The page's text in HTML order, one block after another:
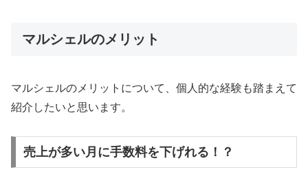
マルシェルのメリット
マルシェルのメリットについて、個人的な経験も踏まえて
紹介したいと思います。
売上が多い月に手数料を下げれる！？